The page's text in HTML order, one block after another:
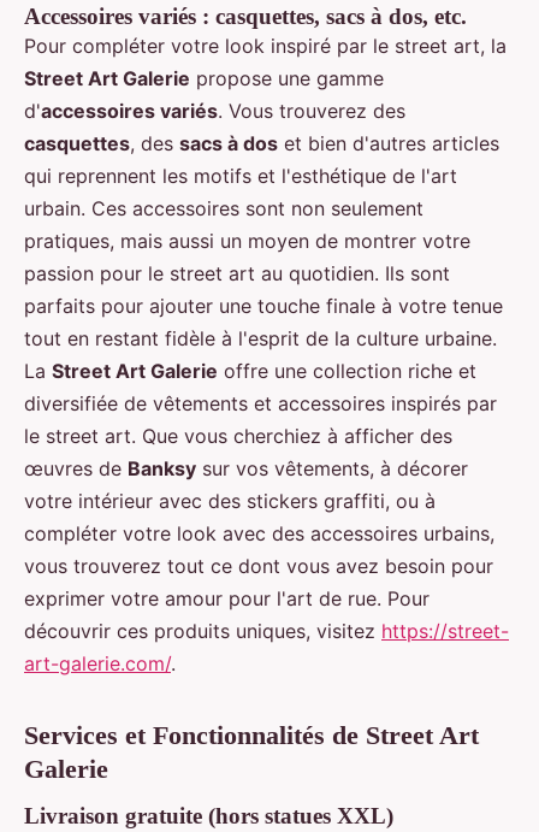
Accessoires variés : casquettes, sacs à dos, etc.
Pour compléter votre look inspiré par le street art, la
Street Art Galerie propose une gamme
d'accessoires variés. Vous trouverez des
casquettes, des sacs à dos et bien d'autres articles
qui reprennent les motifs et l'esthétique de l'art
urbain. Ces accessoires sont non seulement
pratiques, mais aussi un moyen de montrer votre
passion pour le street art au quotidien. Ils sont
parfaits pour ajouter une touche finale à votre tenue
tout en restant fidèle à l'esprit de la culture urbaine.
La Street Art Galerie offre une collection riche et
diversifiée de vêtements et accessoires inspirés par
le street art. Que vous cherchiez à afficher des
œuvres de Banksy sur vos vêtements, à décorer
votre intérieur avec des stickers graffiti, ou à
compléter votre look avec des accessoires urbains,
vous trouverez tout ce dont vous avez besoin pour
exprimer votre amour pour l'art de rue. Pour
découvrir ces produits uniques, visitez https://street-
art-galerie.com/.
Services et Fonctionnalités de Street Art
Galerie
Livraison gratuite (hors statues XXL)